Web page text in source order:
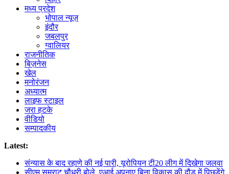
मध्य प्रदेश
भोपाल न्यूज़
इंदौर
जबलपुर
ग्वालियर
राजनीतिक
बिज़नेस
खेल
मनोरंजन
अध्यात्म
लाइफ स्टाइल
जरा हटके
वीडियो
सम्पादकीय
Latest:
संन्यास के बाद रहाणे की नई पारी, यूरोपियन टी20 लीग में दिखेगा जलवा